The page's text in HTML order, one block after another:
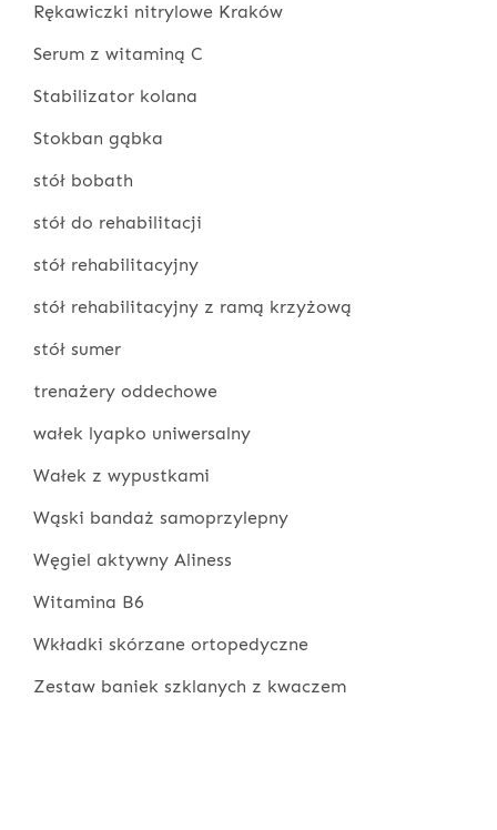
Rękawiczki nitrylowe Kraków
Serum z witaminą C
Stabilizator kolana
Stokban gąbka
stół bobath
stół do rehabilitacji
stół rehabilitacyjny
stół rehabilitacyjny z ramą krzyżową
stół sumer
trenażery oddechowe
wałek lyapko uniwersalny
Wałek z wypustkami
Wąski bandaż samoprzylepny
Węgiel aktywny Aliness
Witamina B6
Wkładki skórzane ortopedyczne
Zestaw baniek szklanych z kwaczem